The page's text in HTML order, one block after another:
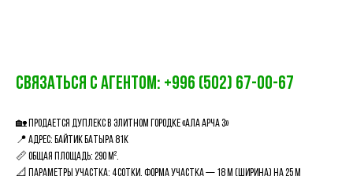
Связаться с агентом: +996 (502) 67-00-67
🏡 Продается дуплекс в элитном городке «Ала Арча 3»
📍 Адрес: Байтик Батыра 81К
📏 Общая площадь: 290 м².
📐 Параметры участка: 4сотки. Форма участка — 18 м (ширина) на 25 м